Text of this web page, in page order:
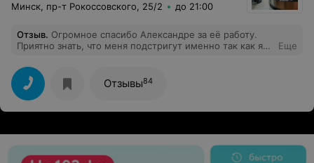
Минск, пр-т Рокоссовского, 25/2 до 21:00
Отзыв. Огромное спасибо Александре за её работу.
Приятно знать, что меня подстригут именно так как я
Еще
Отзывы84